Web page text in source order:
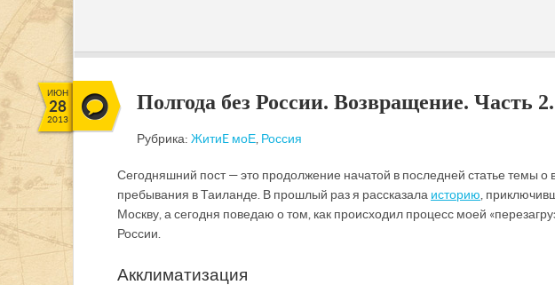
ИЮН
28
2013
Полгода без России. Возвращение. Часть 2.
Рубрика: ЖитиE моЕ Россия
Сегодняшний пост — это продолжение начатой в последней статье темы о
пребывания в Таиланде. В прошлый раз я рассказала историю ,
Москву, а сегодня поведаю о том, как происходил процесс моей
России.
Акклиматизация